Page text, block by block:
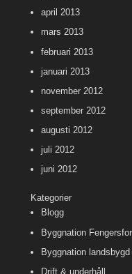
april 2013
mars 2013
februari 2013
januari 2013
november 2012
september 2012
augusti 2012
juli 2012
juni 2012
Kategorier
Blogg
Byggnation
Byggnation landsbygd
Drift & underhåll